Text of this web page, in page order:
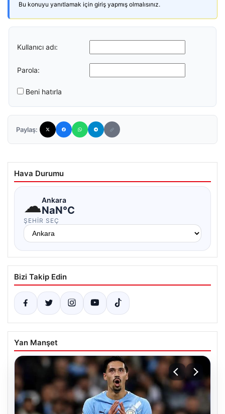
Bu konuyu yanıtlamak için giriş yapmış olmalısınız.
Kullanıcı adı:
Parola:
Beni hatırla
Paylaş:
Hava Durumu
☁Ankara
NaN°C
ŞEHIR SEÇ
Bizi Takip Edin
Yan Manşet